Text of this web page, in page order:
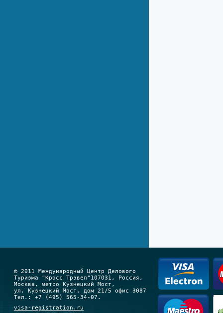
© 2011 Международный Центр Делового
Туризма "Кросс Трэвел"107031, Россия,
Москва, метро Кузнецкий Мост,
ул. Кузнецкий Мост, дом 21/5 офис 3087
Тел.: +7 (495) 565-34-07.
visa-registration.ru